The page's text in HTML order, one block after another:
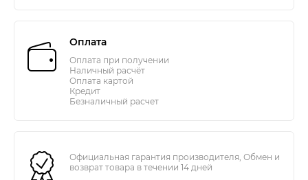
Оплата
Оплата при получении
Наличный расчёт
Оплата картой
Кредит
Безналичный расчет
Официальная гарантия производителя, Обмен и
возврат товара в течении 14 дней